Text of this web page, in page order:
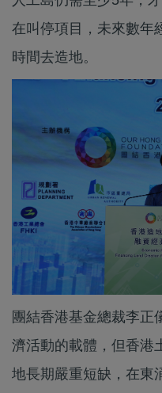
在叫停項目，未來數年
時間去造地。
團結香港基金總裁李正
濟活動的載體，但香港
地長期嚴重短缺，在東